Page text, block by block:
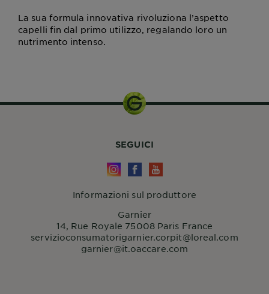
La sua formula innovativa rivoluziona l’aspetto
capelli fin dal primo utilizzo, regalando loro un
nutrimento intenso.
SEGUICI
Informazioni sul produttore
Garnier
14, Rue Royale 75008 Paris France
servizioconsumatorigarnier.corpit@loreal.com
garnier@it.oaccare.com